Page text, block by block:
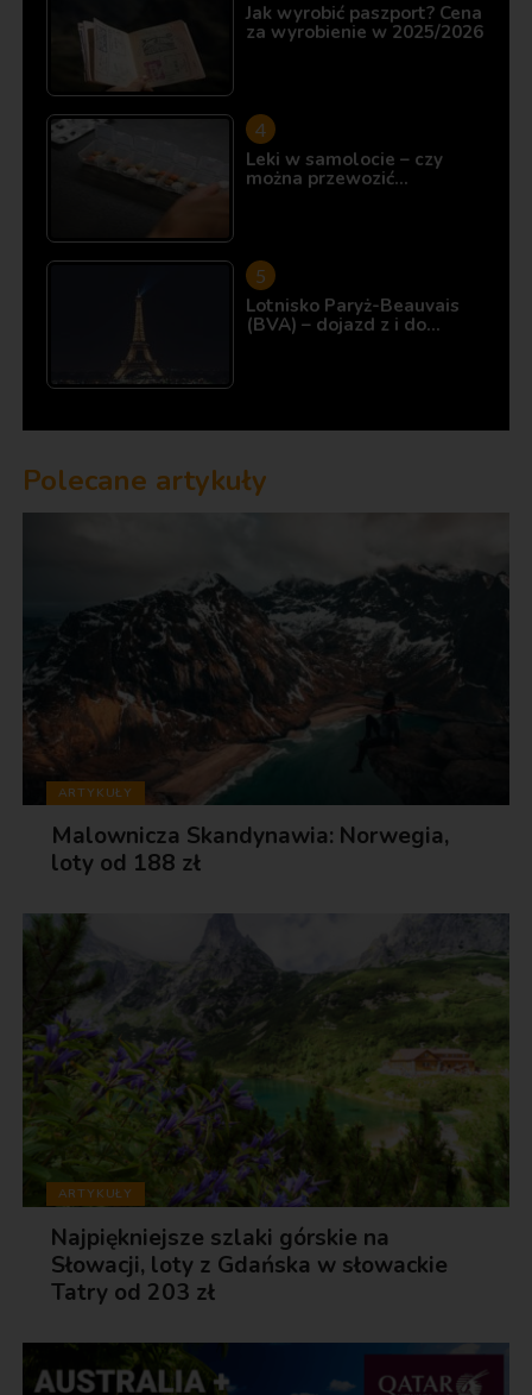
Jak wyrobić paszport? Cena
za wyrobienie w 2025/2026
Leki w samolocie – czy
można przewozić…
Lotnisko Paryż-Beauvais
(BVA) – dojazd z i do…
Polecane artykuły
ARTYKUŁY
Malownicza Skandynawia: Norwegia,
loty od 188 zł
ARTYKUŁY
Najpiękniejsze szlaki górskie na
Słowacji, loty z Gdańska w słowackie
Tatry od 203 zł